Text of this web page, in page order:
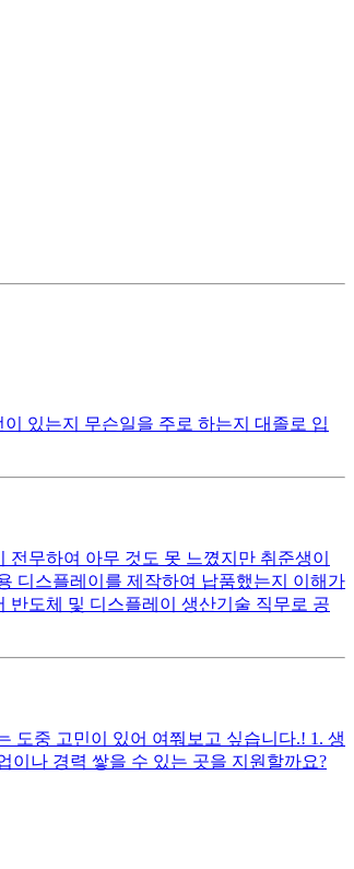
있는지 무슨일을 주로 하는지 대졸로 입
무하여 아무 것도 못 느꼈지만 취준생이
디스플레이를 제작하여 납품했는지 이해가
도체 및 디스플레이 생산기술 직무로 공
도중 고민이 있어 여쭤보고 싶습니다.! 1. 생
이나 경력 쌓을 수 있는 곳을 지원할까요?